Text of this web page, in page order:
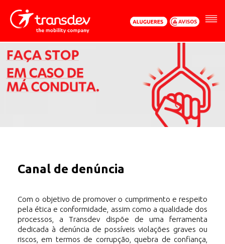
Navegação
CIC
Urbanos
Canal de denúncia
Com o objetivo de promover o cumprimento e respeito
pela ética e conformidade, assim como a qualidade dos
processos, a Transdev dispõe de uma ferramenta
dedicada à denúncia de possíveis violações graves ou
riscos, em termos de corrupção, quebra de confiança,